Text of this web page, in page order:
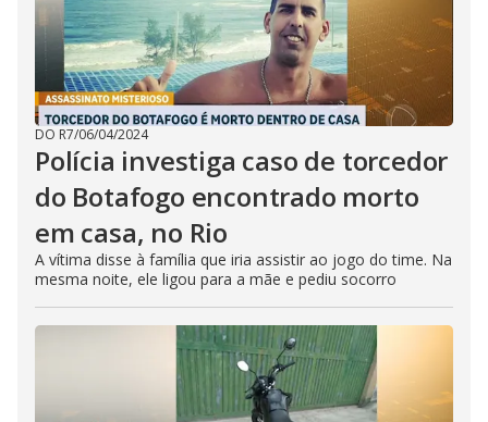
DO R7/06/04/2024
Polícia investiga caso de torcedor
do Botafogo encontrado morto
em casa, no Rio
A vítima disse à família que iria assistir ao jogo do time. Na
mesma noite, ele ligou para a mãe e pediu socorro